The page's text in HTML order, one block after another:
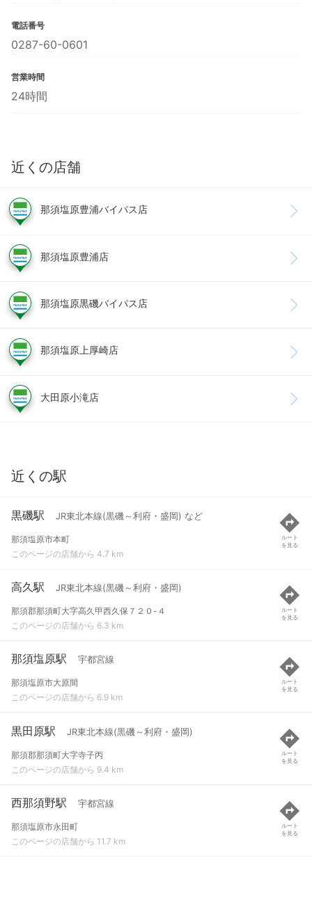
電話番号
0287-60-0601
営業時間
24時間
近くの店舗
那須塩原豊浦バイパス店
那須塩原豊浦店
那須塩原黒磯バイパス店
那須塩原上厚崎店
大田原小滝店
近くの駅
黒磯駅 JR東北本線(黒磯～利府・盛岡) など
那須塩原市本町
このページの店舗から 4.7 km
ルート
を見る
高久駅 JR東北本線(黒磯～利府・盛岡)
那須郡那須町大字高久甲西久保７２０-４
このページの店舗から 6.3 km
ルート
を見る
那須塩原駅 宇都宮線
那須塩原市大原間
このページの店舗から 6.9 km
ルート
を見る
黒田原駅 JR東北本線(黒磯～利府・盛岡)
那須郡那須町大字寺子丙
このページの店舗から 9.4 km
ルート
を見る
西那須野駅 宇都宮線
那須塩原市永田町
このページの店舗から 11.7 km
ルート
を見る